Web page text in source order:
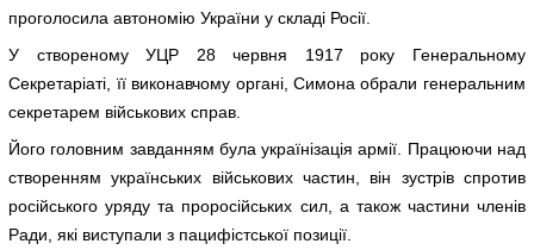
проголосила автономію України у складі Росії.
У створеному УЦР 28 червня 1917 року Генеральному
Секретаріаті, її виконавчому органі, Симона обрали генеральним
секретарем військових справ.
Його головним завданням була українізація армії. Працюючи над
створенням українських військових частин, він зустрів спротив
російського уряду та проросійських сил, а також частини членів
Ради, які виступали з пацифістської позиції.